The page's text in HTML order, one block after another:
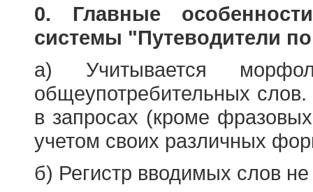
0. Главные
системы "Путеводители
а) Учитывается
общеупотребительных
в запросах (кроме
учетом своих различных
б) Регистр вводимых слов